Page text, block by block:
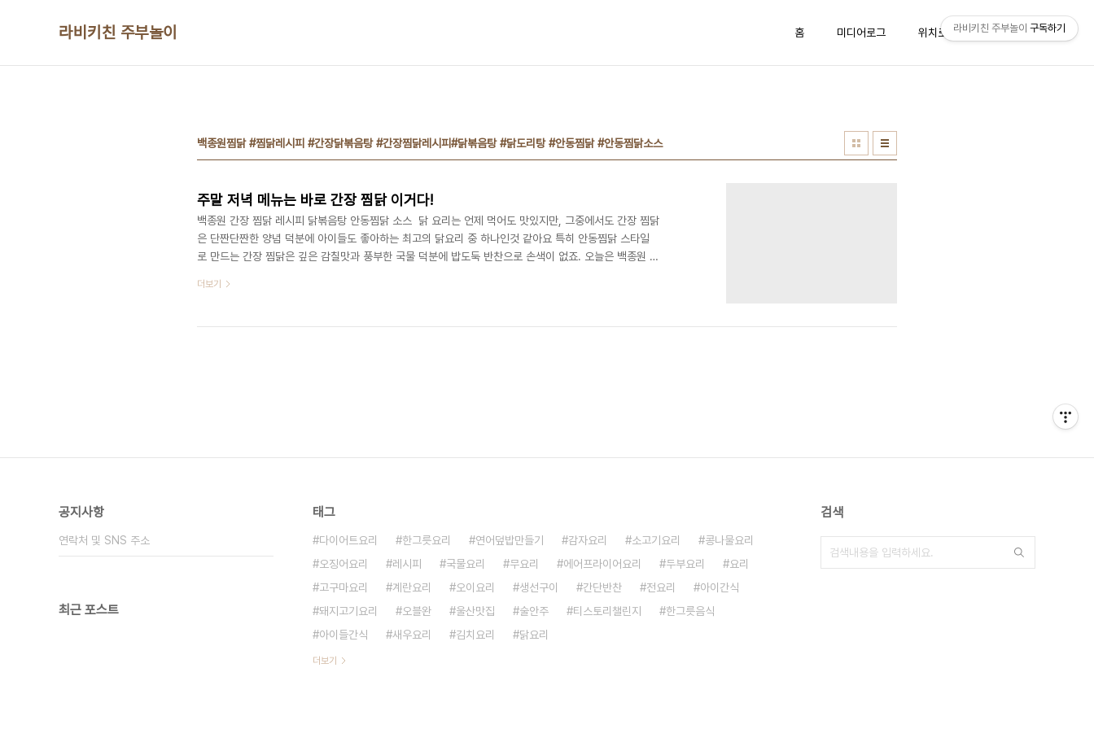
라비키친 주부놀이 홈 미디어로그 위치로그 방명록
백종원찜닭 #찜닭레시피 #간장닭볶음탕 #간장찜닭레시피#닭볶음탕 #닭도리탕 #안동찜닭 #안동찜닭소스
주말 저녁 메뉴는 바로 간장 찜닭 이거다!
백종원 간장 찜닭 레시피 닭볶음탕 안동찜닭 소스 닭 요리는 언제 먹어도 맛있지만, 그중에서도 간장 찜닭
은 단짠단짠한 양념 덕분에 아이들도 좋아하는 최고의 닭요리 중 하나인것 같아요 특히 안동찜닭 스타일
로 만드는 간장 찜닭은 깊은 감칠맛과 풍부한 국물 덕분에 밥도둑 반찬으로 손색이 없죠. 오늘은 백종원 레
게 요리하는 것이 대세인데, 찜닭은 가성비 좋은 재료로도 푸짐하게 한 끼를 즐길 수 있어 더욱 매력적인 메
찜닭레시피#닭볶음탕 #닭도리탕 #안동찜닭 #안동찜닭소스 재료 준비닭(1.2kg) 감자 1..
더보기
공지사항
연락처 및 SNS 주소
최근 포스트
태그
다이어트요리 한그릇요리 연어덮밥만들기 감자요리 소고기요리
콩나물요리
오징어요리
레시피 국물요리 무요리 에어프라이어요리 두부요리
요리
고구마요리
계란요리 오이요리 생선구이 간단반찬 전요리
아이간식
돼지고기요리
오블완 울산맛집 술안주 티스토리챌린지
한그릇음식
아이들간식
새우요리 김치요리 닭요리
더보기
검색
라비키친 주부놀이 구독하기